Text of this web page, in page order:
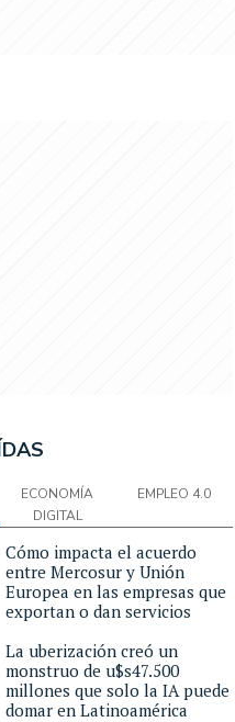
ECONOMÍA
DIGITAL
EMPLEO 4.0
Cómo impacta el acuerdo
entre Mercosur y Unión
Europea en las empresas que
exportan o dan servicios
La uberización creó un
monstruo de u$s47.500
millones que solo la IA puede
domar en Latinoamérica